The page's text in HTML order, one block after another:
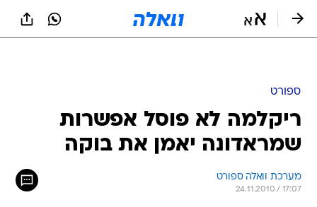
ריקלמה לא פוסל אפשרות
שמראדונה יאמן את בוקה
מערכת וואלה ספורט
למרות המתיחות ביחסים בין השניים, כוכב